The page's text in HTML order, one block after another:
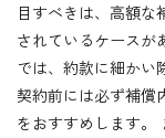
目すべきは、高額な
されているケースが
では、約款に細かい
契約前には必ず補償
をおすすめします。